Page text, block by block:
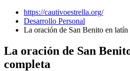
https://cautivoestrella.org/
Desarrollo Personal
La oración de San Benito en latín
La oración de San
completa